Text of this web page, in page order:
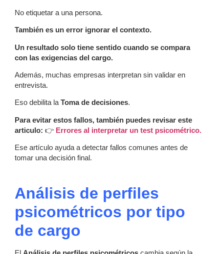
No etiquetar a una persona.
También es un error ignorar el contexto.
Un resultado solo tiene sentido cuando se compara
con las exigencias del cargo.
Además, muchas empresas interpretan sin validar en
entrevista.
Eso debilita laToma de decisiones.
Para evitar estos fallos, también puedes revisar este
articulo: 👉 Errores al interpretar un test psicométrico.
Ese artículo ayuda a detectar fallos comunes antes de
tomar una decisión final.
Análisis de perfiles
psicométricos por tipo
de cargo